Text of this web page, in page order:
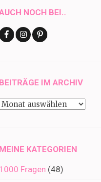
NOCH BEI..
BEITRÄGE IM ARCHIV
Beiträge
MEINE KATEGORIEN
1000 Fragen (48)